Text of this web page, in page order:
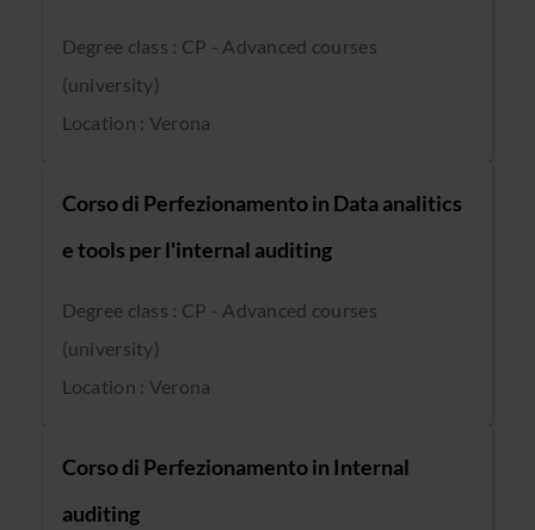
Degree class : CP - Advanced courses
(university)
Location : Verona
Corso di Perfezionamento in Data analitics
e tools per l'internal auditing
Degree class : CP - Advanced courses
(university)
Location : Verona
Corso di Perfezionamento in Internal
auditing